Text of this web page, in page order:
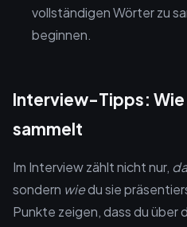
vollständigen Wörter zu
beginnen.
Interview-Tipps:
sammelt
Im Interview zählt nicht nur,
sondern wiedu sie
Punkte zeigen, dass du über